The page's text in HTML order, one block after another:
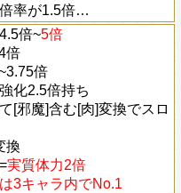
率が1.5倍…
倍~5倍
倍
倍
化2.5倍持ち
[邪魔]含む[肉]変換でスロ
換
実質体力2倍
3キャラ内でNo.1